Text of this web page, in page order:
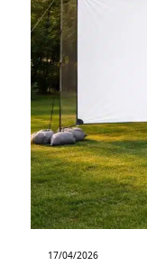
17/04/2026